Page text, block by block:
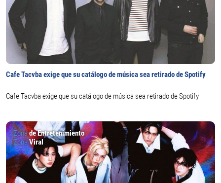
Cafe Tacvba exige que su catálogo de música sea retirado de Spotify
Cafe Tacvba exige que su catálogo de música sea retirado de Spotify
Zonade Entretenimiento
ZonaViral